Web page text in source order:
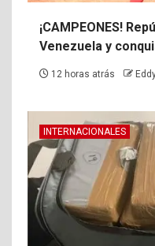
¡CAMPEONES!
Venezuela y
12 horas atrás
INTERNACIONALES